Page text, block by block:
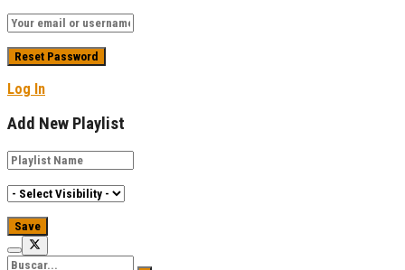
Log In
Add New Playlist